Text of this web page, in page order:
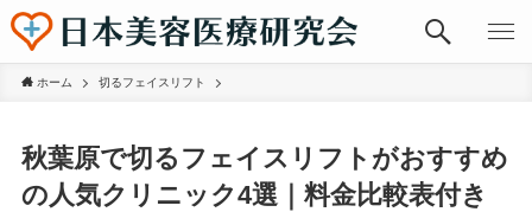
ホーム 切るフェイスリフト
秋葉原で切るフェイスリフトがおすすめ
の人気クリニック4選｜料金比較表付き